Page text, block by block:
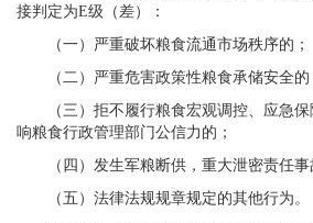
接判定为E级（差）：
（一）严重破坏粮食流通市场秩序的；
（二）严重危害政策性粮食承储安全的
（三）拒不履行粮食宏观调控、应急保
响粮食行政管理部门公信力的；
（四）发生军粮断供，重大泄密责任事
（五）法律法规规章规定的其他行为。